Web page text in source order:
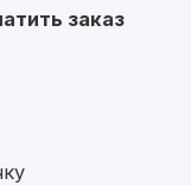
заказ